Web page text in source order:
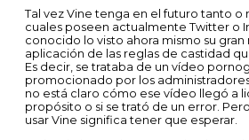
Tal vez Vine tenga en el futuro tanto o
cuales poseen actualmente Twitter o
conocido lo visto ahora mismo su gran
aplicación de las reglas de castidad
Es decir, se trataba de un vídeo
promocionado por los
no está claro cómo ese vídeo llegó a
propósito o si se trató de un error.
usar Vine significa tener que esperar.